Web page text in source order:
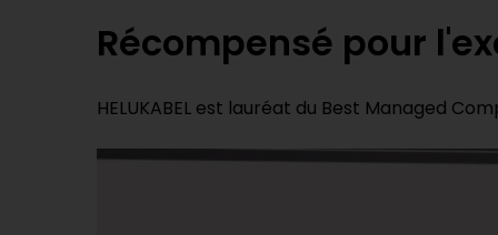
Récompensé pour
HELUKABEL est lauréat du Best Managed